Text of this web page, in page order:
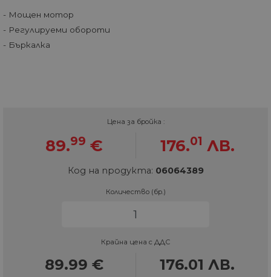
- Мощен мотор
- Регулируеми обороти
- Бъркалка
Цена за бройка :
89.99 € 176.01 ЛВ.
Код на продукта: 06064389
Количество (бр.)
Крайна цена с ДДС
89.99 € 176.01 ЛВ.